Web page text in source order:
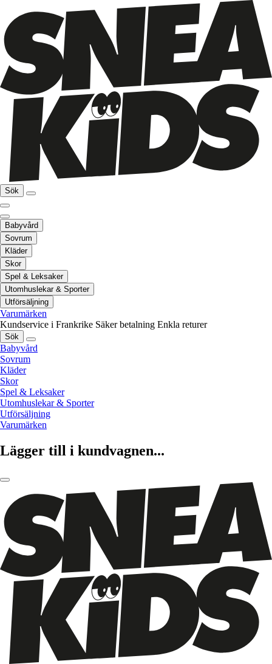
Sök
Babyvård
Sovrum
Kläder
Skor
Spel & Leksaker
Utomhuslekar & Sporter
Utförsäljning
Varumärken
Kundservice i Frankrike Säker betalning Enkla returer
Sök
Babyvård
Sovrum
Kläder
Skor
Spel & Leksaker
Utomhuslekar & Sporter
Utförsäljning
Varumärken
Lägger till i kundvagnen...